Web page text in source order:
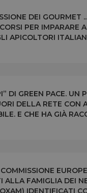
DEI GOURMET
PER IMPARARE
APICOLTORI
DI TUTTI I TIPI
DI GREEN PACE. UN
DELLA RETE CON
E CHE HA GIÀ
ALLA FAMIGLIA DEI
IDENTIFICATI